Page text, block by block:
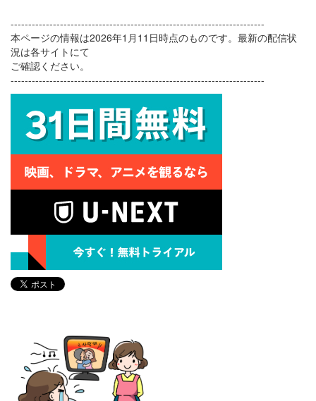
------------------------------------------------------------------------
本ページの情報は2026年1月11日時点のものです。最新の配信状
況は各サイトにて
ご確認ください。
------------------------------------------------------------------------